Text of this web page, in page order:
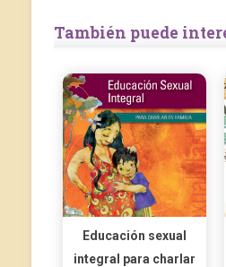
También puede
Educación sexual
integral para charlar